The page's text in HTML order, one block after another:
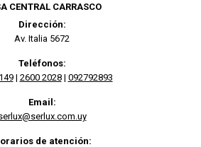
CENTRAL CARRASCO
Dirección:
Av. Italia 5672
Teléfonos:
| 2600 2028| 092792893
Email:
de atención: